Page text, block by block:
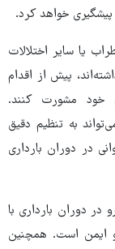
پیشگیری خواهد کرد.
یا سایر اختلالات
پیش از اقدام
خود مشورت کنند.
به تنظیم دقیق
در دوران بارداری
دوران بارداری با
ایمن است. همچنین